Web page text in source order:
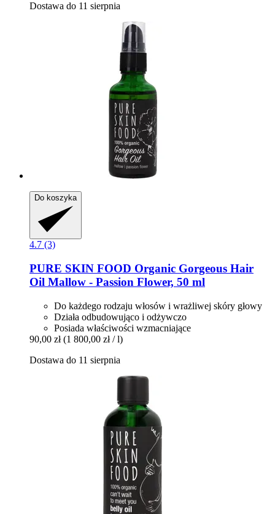
Dostawa do 11 sierpnia
Do koszyka
4.7 (3)
PURE SKIN FOOD Organic Gorgeous Hair
Oil Mallow -​ Passion Flower, 50 ml
Do każdego rodzaju włosów i wrażliwej skóry głowy
Działa odbudowująco i odżywczo
Posiada właściwości wzmacniające
90,00 zł (1 800,00 zł / l)
Dostawa do 11 sierpnia